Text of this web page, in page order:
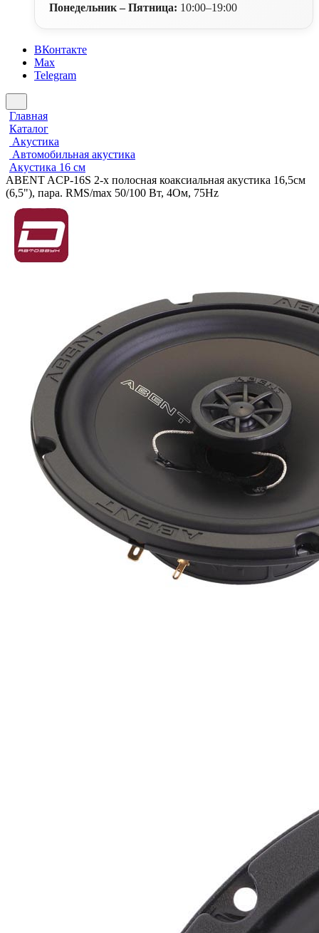
Понедельник – Пятница: 10:00–19:00
ВКонтакте
Max
Telegram
Главная
Каталог
Акустика
Автомобильная акустика
Акустика 16 см
ABENT ACP-16S 2-х полосная коаксиальная акустика 16,5см
(6,5"), пара. RMS/max 50/100 Вт, 4Ом, 75Hz